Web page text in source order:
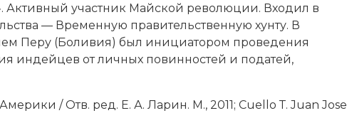
Активный участник Майской революции. Входил в
— Временную правительственную хунту. В
Перу (Боливия) был инициатором проведения
индейцев от личных повинностей и податей,
/ Отв. ред. Е. А. Ларин. М., 2011; Cuello Т. Juan Jose